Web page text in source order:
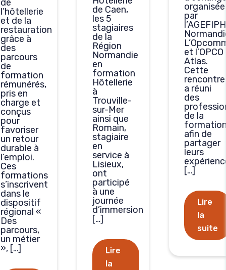
de
l’hôtellerie
et de la
restauration
grâce à
des
parcours
de
formation
rémunérés,
pris en
charge et
conçus
pour
favoriser
un retour
durable à
l’emploi.
Ces
formations
s’inscrivent
dans le
dispositif
régional «
Des
parcours,
un métier
», […]
de Caen,
les 5
stagiaires
de la
Région
Normandie
en
formation
Hôtellerie
à
Trouville-
sur-Mer
ainsi que
Romain,
stagiaire
en
service à
Lisieux,
ont
participé
à une
journée
d’immersion
[…]
Lire
la
organisée
par
l’AGEFIPH
et l’OPCO
Atlas.
Cette
rencontre
a réuni
des
de la
afin de
partager
leurs
[…]
Lire
la
suite